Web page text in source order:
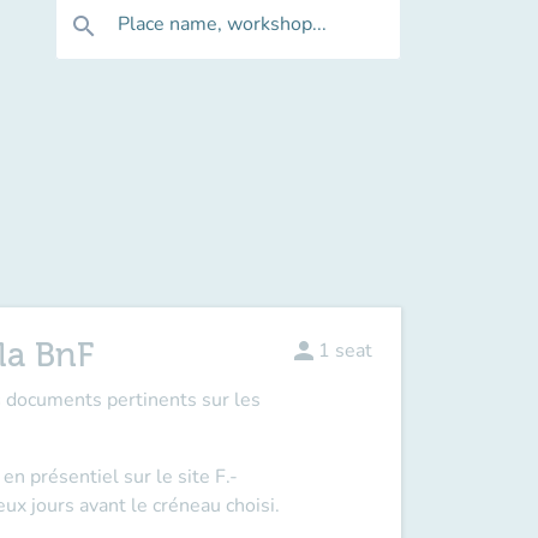
search Place name, workshop...
BnF
pertinents sur les
présentiel sur le site F.-
jours avant le créneau choisi.
person 1 seat